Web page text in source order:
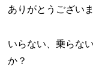
ありがとうござい
いらない、乗らな
か？